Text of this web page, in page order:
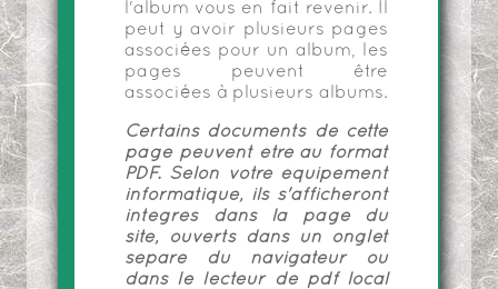
l'album vous en fait revenir. Il
peut y avoir plusieurs pages
associées pour un album, les
pages peuvent être
associées à plusieurs albums.
Certains documents de cette
page peuvent être au format
PDF. Selon votre équipement
informatique, ils s'afficheront
intégrés dans la page du
site, ouverts dans un onglet
séparé du navigateur ou
dans le lecteur de pdf local